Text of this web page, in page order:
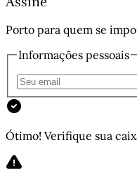
Porto para quem se
Informações pessoais
Ótimo! Verifique sua